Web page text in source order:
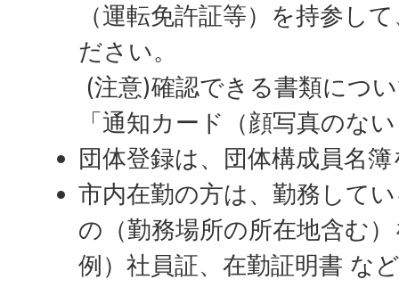
（運転免許証等）を持参し
ださい。
(注意)確認できる書類につ
「通知カード（顔写真のな
団体登録は、団体構成員名
市内在勤の方は、勤務して
の（勤務場所の所在地含む
例）社員証、在勤証明書 な